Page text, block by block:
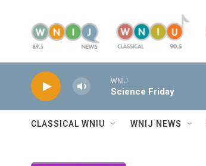
WNIJ
Science Friday
CLASSICAL WNIU WNIJ NEWS